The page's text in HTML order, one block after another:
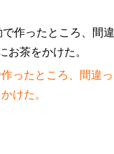
ったところ、間違っ
けた。